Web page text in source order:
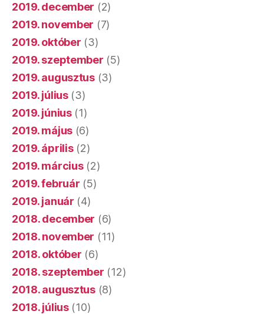
2019. december (2)
2019. november (7)
2019. október (3)
2019. szeptember (5)
2019. augusztus(3)
2019. július(3)
2019. június(1)
2019. május (6)
2019. április(2)
2019. március(2)
2019. február (5)
2019. január (4)
2018. december (6)
2018. november (11)
2018. október (6)
2018. szeptember (12)
2018. augusztus(8)
2018. július(10)